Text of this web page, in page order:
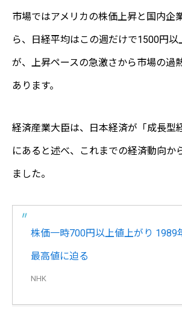
市場ではアメリカの株価上昇と国内企
ら、日経平均はこの週だけで1500円以
が、上昇ペースの急激さから市場の過
あります。
経済産業大臣は、日本経済が「成長型
にあると述べ、これまでの経済動向か
ました。
株価一時700円以上値上がり 1989
最高値に迫る
NHK